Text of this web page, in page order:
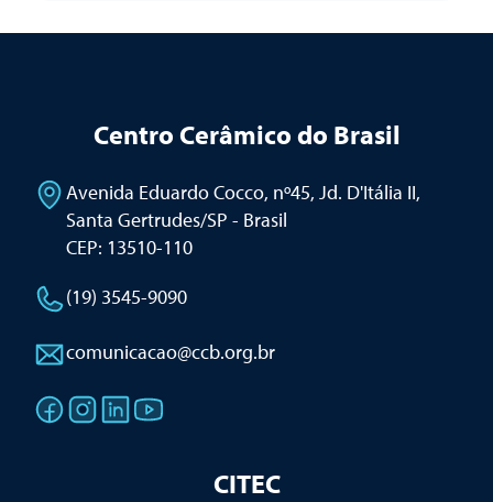
Centro Cerâmico do Brasil
Avenida Eduardo Cocco, nº45, Jd. D'Itália II,
Santa Gertrudes/SP - Brasil
CEP: 13510-110
(19) 3545-9090
comunicacao@ccb.org.br
CITEC